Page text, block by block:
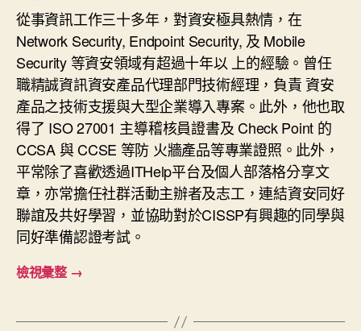
從事資訊工作三十多年，對資安極具熱情，在
Network Security, Endpoint Security, 及 Mobile
Security 等資安領域有超過十年以 上的經驗。曾任
職精誠資訊資安產品代理部門技術經理，負責 資安
產品之技術支援與大型企業導入專案。此外，他也取
得了 ISO 27001 主導稽核員證書及 Check Point 的
CCSA 與 CCSE 等防 火牆產品等專業證照。此外，
平常除了喜歡透過ITHelp平台及個人部落格分享文
章，亦常擔任社群活動主辦者及志工，連結資安同好
聯誼及共好學習，並協助對於CISSP有興趣的同學與
同好準備認證考試。
檢視彙整 →